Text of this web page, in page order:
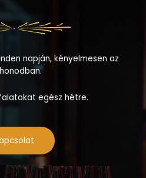
napján, kényelmesen az
egész hétre.